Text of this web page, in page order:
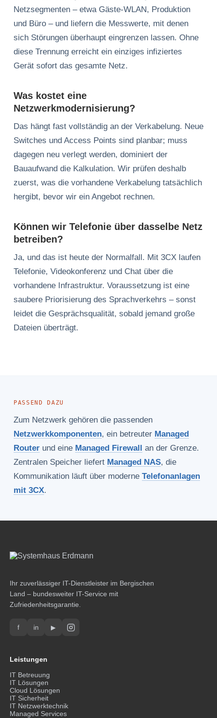
Netzsegmenten – etwa Gäste-WLAN, Produktion
und Büro – und liefern die Messwerte, mit denen
sich Störungen überhaupt eingrenzen lassen. Ohne
diese Trennung erreicht ein einziges infiziertes
Gerät sofort das gesamte Netz.
Was kostet eine
Netzwerkmodernisierung?
Das hängt fast vollständig an der Verkabelung. Neue
Switches und Access Points sind planbar; muss
dagegen neu verlegt werden, dominiert der
Bauaufwand die Kalkulation. Wir prüfen deshalb
zuerst, was die vorhandene Verkabelung tatsächlich
hergibt, bevor wir ein Angebot rechnen.
Können wir Telefonie über dasselbe Netz
betreiben?
Ja, und das ist heute der Normalfall. Mit 3CX laufen
Telefonie, Videokonferenz und Chat über die
vorhandene Infrastruktur. Voraussetzung ist eine
saubere Priorisierung des Sprachverkehrs – sonst
leidet die Gesprächsqualität, sobald jemand große
Dateien überträgt.
PASSEND DAZU
Zum Netzwerk gehören die passenden
Netzwerkkomponenten, ein betreuter Managed
Router und eine Managed Firewall an der Grenze.
Zentralen Speicher liefert Managed NAS, die
Kommunikation läuft über moderne Telefonanlagen
mit 3CX.
Ihr zuverlässiger IT-Dienstleister im Bergischen
Land – bundesweiter IT-Service mit
Zufriedenheitsgarantie.
f in ▶
Leistungen
IT Betreuung
IT Lösungen
Cloud Lösungen
IT Sicherheit
IT Netzwerktechnik
Managed Services